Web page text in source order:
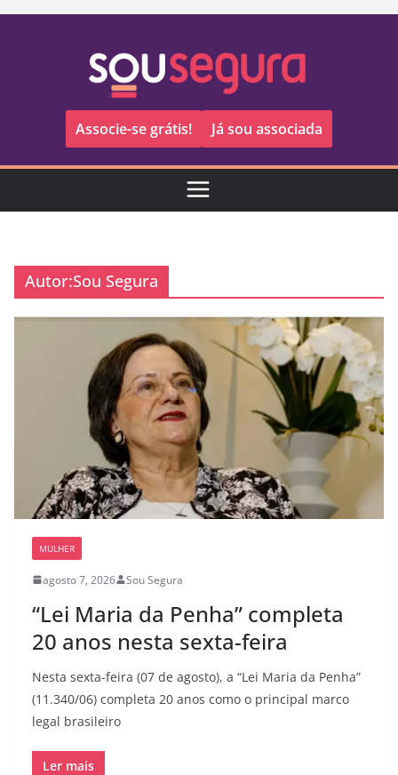
Pular
Associe-se grátis! Já sou associada
Autor:Sou Segura
MULHER
agosto 7, 2026 Sou Segura
“Lei Maria da Penha” completa
20 anos nesta sexta-feira
Nesta sexta-feira (07 de agosto), a “Lei Maria da Penha”
(11.340/06) completa 20 anos como o principal marco
legal brasileiro
Ler mais